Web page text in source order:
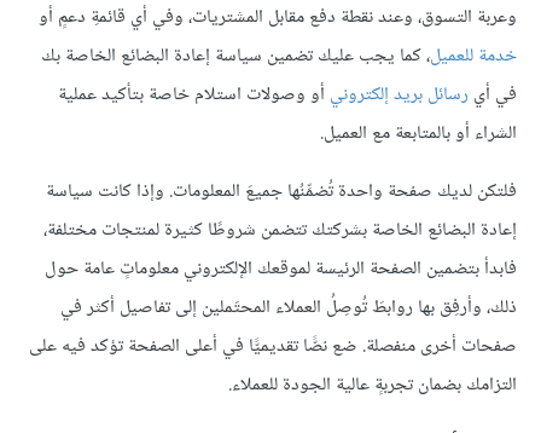
وعربة التسوق، وعند نقطة دفع مقابل المشتريات، وفي أي قائمةِ دعمٍ أو
خدمة للعميل، كما يجب عليك تضمين سياسة إعادة البضائع الخاصة بك
في أي رسائل بريد إلكتروني أو وصولات استلام خاصة بتأكيد عملية
الشراء أو بالمتابعة مع العميل.
فلتكن لديك صفحة واحدة تُضمِّنُها جميعَ المعلومات. وإذا كانت سياسة
إعادة البضائع الخاصة بشركتك تتضمن شروطًا كثيرة لمنتجات مختلفة،
فابدأ بتضمين الصفحة الرئيسة لموقعك الإلكتروني معلوماتٍ عامة حول
ذلك، وأرفِق بها روابطَ تُوصِلُ العملاء المحتَملين إلى تفاصيل أكثر في
صفحات أخرى منفصلة. ضع نصًّا تقديميًّا في أعلى الصفحة تؤكد فيه على
التزامك بضمان تجربةٍ عالية الجودة للعملاء.